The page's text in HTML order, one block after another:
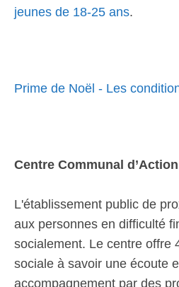
jeunes de 18-25 ans.
Prime de Noël - Les
Centre Communal
L'établissement public de
aux personnes en difficulté
socialement. Le centre offre
sociale à savoir une écoute
accompagnement par des